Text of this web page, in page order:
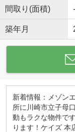
間取り(面積)
築年月
新着情報：メゾン
所に川崎市立子母
動もラクな物件で
ります！ケイズ 本